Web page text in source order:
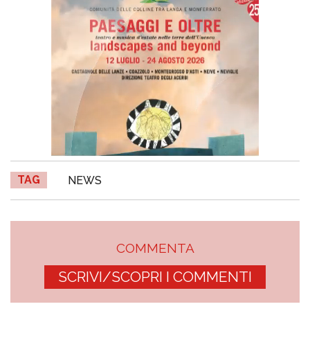
TAG NEWS
COMMENTA
SCRIVI/SCOPRI I COMMENTI